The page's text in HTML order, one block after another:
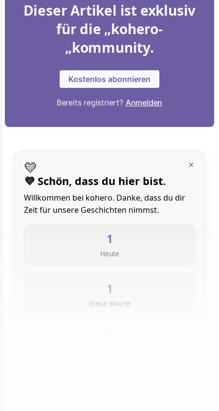
Dieser Artikel ist exklusiv
für die „kohero-
„kommunity.
Kostenlos abonnieren
Bereits registriert? Anmelden
×
💛
💜 Schön, dass du hier bist.
Willkommen bei kohero. Danke, dass du dir
Zeit für unsere Geschichten nimmst.
1
Heute
1
Diese Woche